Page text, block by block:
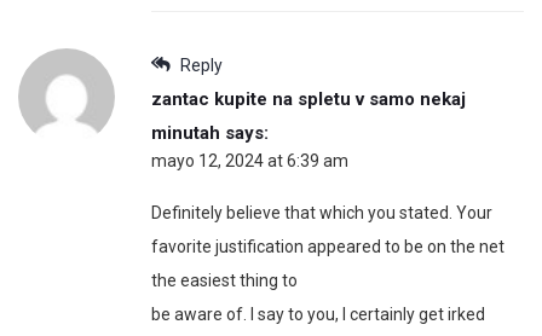
Reply
zantac kupite na spletu v samo nekaj
minutah says:
mayo 12, 2024 at 6:39 am
Definitely believe that which you stated. Your
favorite justification appeared to be on the net
the easiest thing to
be aware of. I say to you, I certainly get irked